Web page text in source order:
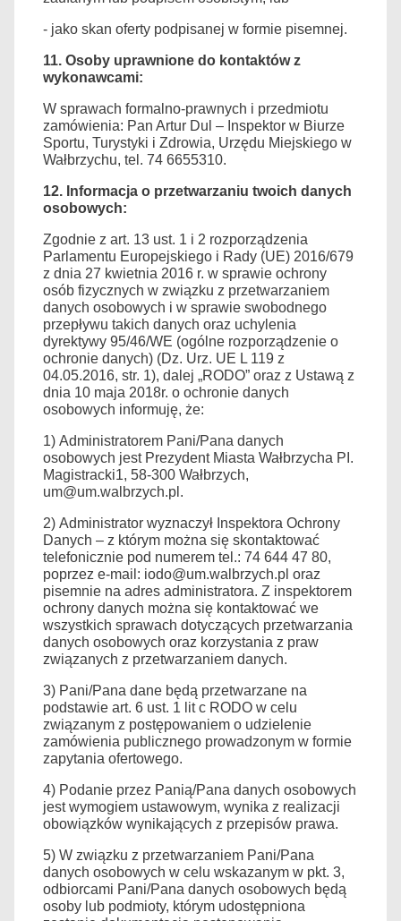
- jako skan oferty podpisanej w formie pisemnej.
11. Osoby uprawnione do kontaktów z
wykonawcami:
W sprawach formalno-prawnych i przedmiotu
zamówienia: Pan Artur Dul – Inspektor w Biurze
Sportu, Turystyki i Zdrowia, Urzędu Miejskiego w
Wałbrzychu, tel. 74 6655310.
12. Informacja o przetwarzaniu twoich danych
osobowych:
Zgodnie z art. 13 ust. 1 i 2 rozporządzenia
Parlamentu Europejskiego i Rady (UE) 2016/679
z dnia 27 kwietnia 2016 r. w sprawie ochrony
osób fizycznych w związku z przetwarzaniem
danych osobowych i w sprawie swobodnego
przepływu takich danych oraz uchylenia
dyrektywy 95/46/WE (ogólne rozporządzenie o
ochronie danych) (Dz. Urz. UE L 119 z
04.05.2016, str. 1), dalej „RODO” oraz z Ustawą z
dnia 10 maja 2018r. o ochronie danych
osobowych informuję, że:
1) Administratorem Pani/Pana danych
osobowych jest Prezydent Miasta Wałbrzycha PI.
Magistracki1, 58-300 Wałbrzych,
um@um.walbrzych.pl.
2) Administrator wyznaczył Inspektora Ochrony
Danych – z którym można się skontaktować
telefonicznie pod numerem tel.: 74 644 47 80,
poprzez e-mail: iodo@um.walbrzych.pl oraz
pisemnie na adres administratora. Z inspektorem
ochrony danych można się kontaktować we
wszystkich sprawach dotyczących przetwarzania
danych osobowych oraz korzystania z praw
związanych z przetwarzaniem danych.
3) Pani/Pana dane będą przetwarzane na
podstawie art. 6 ust. 1 lit c RODO w celu
związanym z postępowaniem o udzielenie
zamówienia publicznego prowadzonym w formie
zapytania ofertowego.
4) Podanie przez Panią/Pana danych osobowych
jest wymogiem ustawowym, wynika z realizacji
obowiązków wynikających z przepisów prawa.
5) W związku z przetwarzaniem Pani/Pana
danych osobowych w celu wskazanym w pkt. 3,
odbiorcami Pani/Pana danych osobowych będą
osoby lub podmioty, którym udostępniona